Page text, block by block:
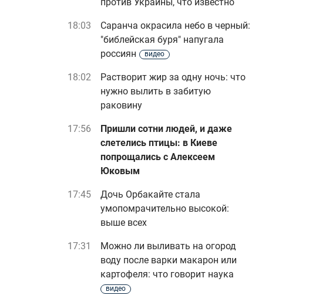
18:03
Саранча окрасила небо в черный:
"библейская буря" напугала
россиян
видео
18:02
Растворит жир за одну ночь: что
нужно вылить в забитую
раковину
17:56
Пришли сотни людей, и даже
слетелись птицы: в Киеве
попрощались с Алексеем
Юковым
17:45
Дочь Орбакайте стала
умопомрачительно высокой:
выше всех
17:31
Можно ли выливать на огород
воду после варки макарон или
картофеля: что говорит наука
видео